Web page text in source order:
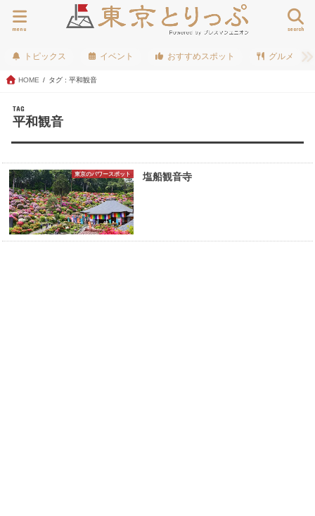
search
menu
トピックス イベント おすすめスポット グルメ
HOME タグ : 平和観音
TAG
平和観音
東京のパワースポット 塩船観音寺